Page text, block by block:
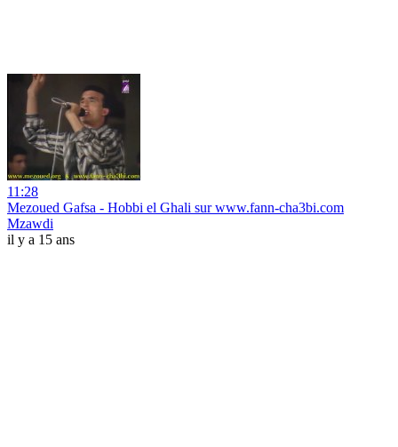
11:28
Mezoued Gafsa - Hobbi el Ghali sur www.fann-cha3bi.com
Mzawdi
il y a 15 ans